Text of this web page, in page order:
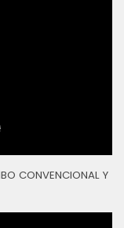
CONVENCIONAL Y